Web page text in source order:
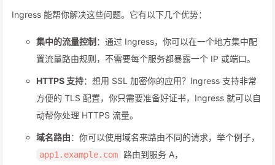
Ingress 能帮你解决这些问题。它有以下几个优势：
集中的流量控制 ：通过 Ingress，你可以在一个地方集中配
置流量路由规则，不需要每个服务都暴露一个 IP 或端口。
HTTPS 支持：想用 SSL 加密你的应用？Ingress 支持非常
方便的 TLS 配置，你只需要准备好证书，Ingress 就可以自
动帮你处理 HTTPS 流量。
域名路由：你可以使用域名来路由不同的请求，举个例子，
app1.example.com 路由到服务 A，